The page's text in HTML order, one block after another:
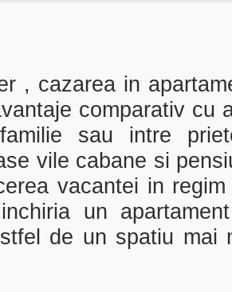
, cazarea in
comparativ cu
sau intre
vile cabane si
vacantei in
un
de un spatiu